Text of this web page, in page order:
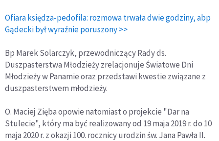
Ofiara księdza-pedofila: rozmowa trwała dwie godziny, abp
Gądecki był wyraźnie poruszony >>
Bp Marek Solarczyk, przewodniczący Rady ds.
Duszpasterstwa Młodzieży zrelacjonuje Światowe Dni
Młodzieży w Panamie oraz przedstawi kwestie związane z
duszpasterstwem młodzieży.
O. Maciej Zięba opowie natomiast o projekcie "Dar na
Stulecie", który ma być realizowany od 19 maja 2019 r. do 10
maja 2020 r. z okazji 100. rocznicy urodzin św. Jana Pawła II.